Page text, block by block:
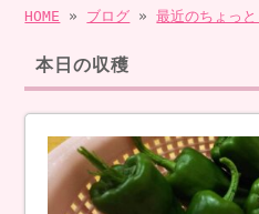
HOME » ブログ »最近のちょっ
本日の収穫